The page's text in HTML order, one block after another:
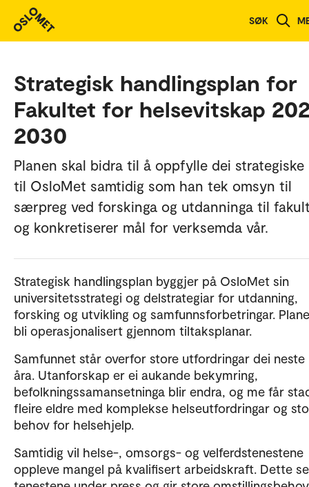
SØK
Strategisk handlingsplan for
Fakultet for helsevitskap
2030
Planen skal bidra til å oppfylle dei strategiske
til OsloMet samtidig som han tek omsyn til
særpreg ved forskinga og utdanninga til
og konkretiserer mål for verksemda vår.
Strategisk handlingsplan byggjer på OsloMet sin
universitetsstrategi og delstrategiar for utdanning,
forsking og utvikling og samfunnsforbetringar.
bli operasjonalisert gjennom tiltaksplanar.
Samfunnet står overfor store utfordringar dei
åra. Utanforskap er ei aukande bekymring,
befolkningssamansetninga blir endra, og me får
fleire eldre med komplekse helseutfordringar og
behov for helsehjelp.
Samtidig vil helse-, omsorgs- og velferdstenestene
oppleve mangel på kvalifisert arbeidskraft. Dette